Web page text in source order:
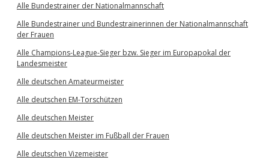
Alle Bundestrainer der Nationalmannschaft
Alle Bundestrainer und Bundestrainerinnen der Nationalmannschaft
der Frauen
Alle Champions-League-Sieger bzw. Sieger im Europapokal der
Landesmeister
Alle deutschen Amateurmeister
Alle deutschen EM-Torschützen
Alle deutschen Meister
Alle deutschen Meister im Fußball der Frauen
Alle deutschen Vizemeister